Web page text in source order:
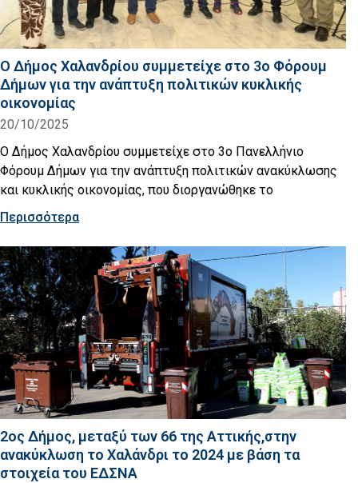
Ο Δήμος Χαλανδρίου συμμετείχε στο 3ο Φόρουμ
Δήμων για την ανάπτυξη πολιτικών κυκλικής
οικονομίας
20/10/2025
Ο Δήμος Χαλανδρίου συμμετείχε στο 3ο Πανελλήνιο
Φόρουμ Δήμων για την ανάπτυξη πολιτικών ανακύκλωσης
και κυκλικής οικονομίας, που διοργανώθηκε το
Περισσότερα
2ος Δήμος, μεταξύ των 66 της Αττικής,στην
ανακύκλωση το Χαλάνδρι το 2024 με βάση τα
στοιχεία του ΕΔΣΝΑ